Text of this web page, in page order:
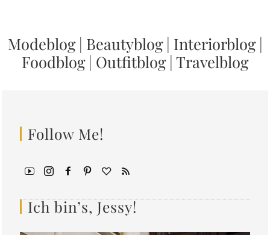
Modeblog| Beautyblog| Interiorblog|
Foodblog| Outfitblog| Travelblog
Follow Me!
Ich bin’s, Jessy!